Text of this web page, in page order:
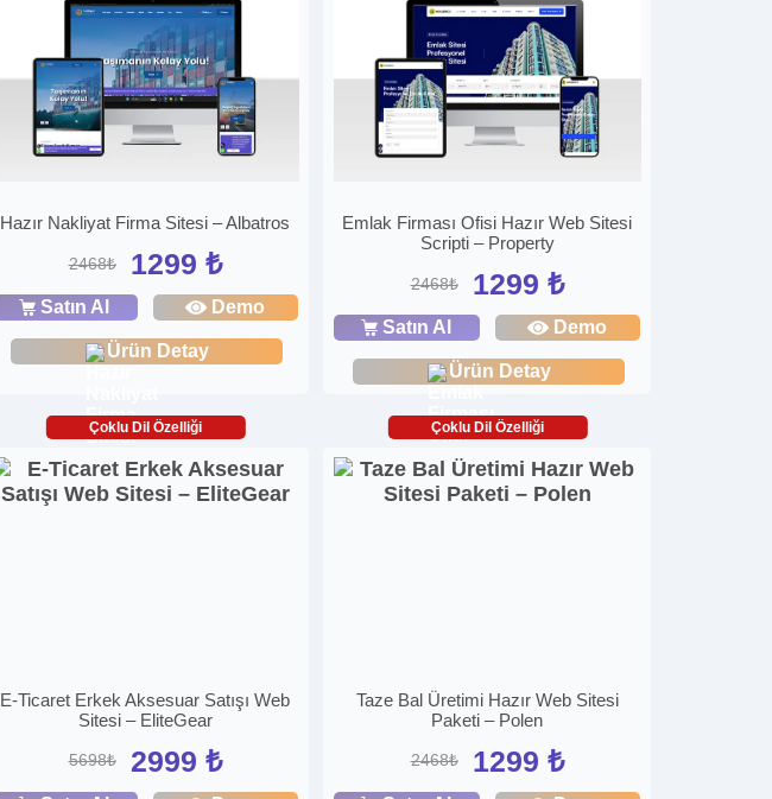
Hazır Nakliyat Firma Sitesi – Albatros
2468₺ 1299 ₺
Satın Al Demo
Ürün Detay
Emlak Firması Ofisi Hazır Web Sitesi
Scripti – Property
2468₺ 1299 ₺
Satın Al Demo
Ürün Detay
Çoklu Dil Özelliği
E-Ticaret Erkek Aksesuar Satışı Web
Sitesi – EliteGear
5698₺ 2999 ₺
Çoklu Dil Özelliği
Taze Bal Üretimi Hazır Web Sitesi
Paketi – Polen
2468₺ 1299 ₺